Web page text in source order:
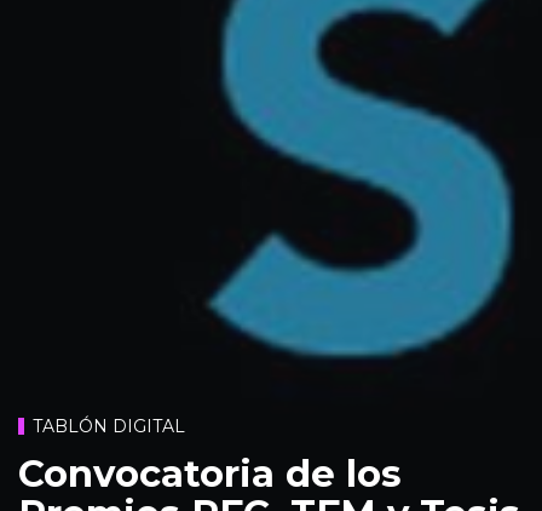
TABLÓN DIGITAL
Convocatoria de los